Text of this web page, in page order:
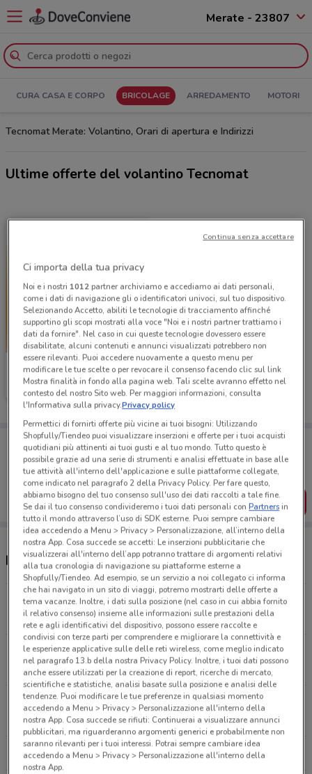
Merate - 23807
CURA CASA E CORPO BRICOLAGE ARREDAMENTO MOTORI
Tecnomat Merate: Volantino, Orari di apertura e Indirizzi
Ultime offerte del volantino Tecnomat
Tecnomat
Scade il 26/08 15.3 km
Porta DoveConviene sempre con te!
Puoi trovare le migliori offerte dei negozi vicino a te,
salvarle e creare la tua lista del risparmio, comodamente
dal tuo cellulare.
SCARICA L’APP
Negozi Tecnomat a Merate
Via Marengo Carate Brianza
15.2 km
CHIUSO
Via Roggia Serio Grande, 17 Dalmine
16.9 km
CHIUSO
Via Piaggio, 2 Segrate
26.4 km
CHIUSO
Tutti i negozi Tecnomat
Ci importa della tua privacy
Noi e i nostri 1012partner archiviamo e accediamo ai dati personali,
come i dati di navigazione gli o identificatori univoci, sul tuo dispositivo.
Selezionando Accetto, abiliti le tecnologie di tracciamento affinché
supportino gli scopi mostrati alla voce "Noi e i nostri partner trattiamo i
dati da fornire". Nel caso in cui queste tecnologie dovessero essere
disabilitate, alcuni contenuti e annunci visualizzati potrebbero non
essere rilevanti. Puoi accedere nuovamente a questo menu per
modificare le tue scelte o per revocare il consenso facendo clic sul link
Mostra finalità in fondo alla pagina web. Tali scelte avranno effetto nel
contesto del nostro Sito web. Per maggiori informazioni, consulta
l'Informativa sulla privacy.Privacy policy
Permettici di fornirti offerte più vicine ai tuoi bisogni: Utilizzando
Shopfully/Tiendeo puoi visualizzare inserzioni e offerte per i tuoi acquisti
quotidiani più attinenti ai tuoi gusti e al tuo mondo. Tutto questo è
possibile grazie ad una serie di strumenti e analisi effettuate in base alle
tue attività all'interno dell'applicazione e sulle piattaforme collegate,
come indicato nel paragrafo 2 della Privacy Policy. Per fare questo,
abbiamo bisogno del tuo consenso sull'uso dei dati raccolti a tale fine.
Se dai il tuo consenso condivideremo i tuoi dati personali conPartnersin
tutto il mondo attraverso l’uso di SDK esterne. Puoi sempre cambiare
idea accedendo a Menu > Privacy > Personalizzazione, all’interno della
nostra App. Cosa succede se accetti: Le inserzioni pubblicitarie che
visualizzerai all'interno dell’app potranno trattare di argomenti relativi
alla tua cronologia di navigazione su piattaforme esterne a
Shopfully/Tiendeo. Ad esempio, se un servizio a noi collegato ci informa
che hai navigato in un sito di viaggi, potremo mostrarti delle offerte a
tema vacanze. Inoltre, i dati sulla posizione (nel caso in cui abbia fornito
il relativo consenso) insieme alle informazioni sulle prestazioni della
rete e agli identificativi del dispositivo, possono essere raccolte e
condivisi con terze parti per comprendere e migliorare la connettività e
le esperienze applicative sulle delle reti wireless, come meglio indicato
nel paragrafo 13.b della nostra Privacy Policy. Inoltre, i tuoi dati possono
anche essere utilizzati per la creazione di report, ricerche di mercato,
scientifiche e statistiche, analisi basate sulla posizione e analisi delle
tendenze. Puoi modificare le tue preferenze in qualsiasi momento
accedendo a Menu > Privacy > Personalizzazione all'interno della
nostra App. Cosa succede se rifiuti: Continuerai a visualizzare annunci
pubblicitari, ma riguarderanno argomenti generici e probabilmente non
saranno rilevanti per i tuoi interessi. Potrai sempre cambiare idea
accedendo a Menu > Privacy > Personalizzazione all'interno della
nostra App.
Continua senza accettare